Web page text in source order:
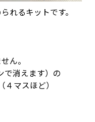
れるキットです。
ん。
で消えます）の
マスほど）